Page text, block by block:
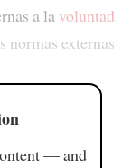
a la voluntad
normas externas
— and